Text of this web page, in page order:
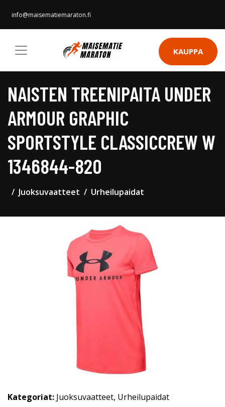
info@maisematiemaraton.fi
KAUPPA
NAISTEN TREENIPAITA UNDER
ARMOUR GRAPHIC
SPORTSTYLE CLASSICCREW W
1346844-820
Juoksuvaatteet Urheilupaidat
Kategoriat: Juoksuvaatteet, Urheilupaidat